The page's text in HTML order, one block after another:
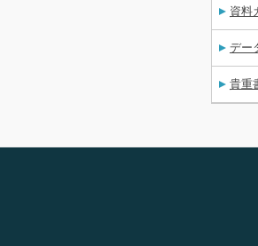
資料
デー
貴重